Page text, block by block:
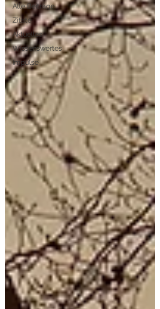
Alle Beiträge
Zitate
Aktuelles
Wissenswertes
Impulse